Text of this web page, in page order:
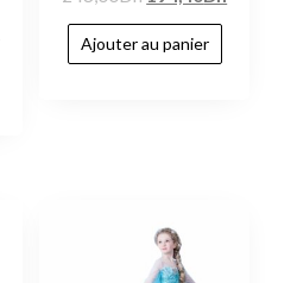
Ajouter au panier